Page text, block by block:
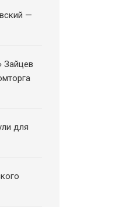
—
Зайцев
для